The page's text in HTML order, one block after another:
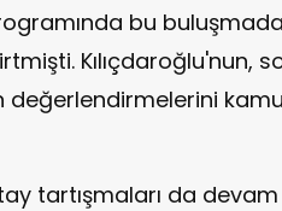
bu
Kılıçdaroğlu'nun,
değerlendirmelerini
tartışmaları da